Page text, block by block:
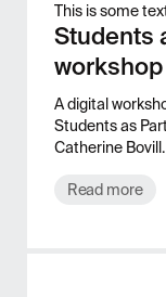
This is some
Students
A digital
Students as
Catherine Bovill.
Read more